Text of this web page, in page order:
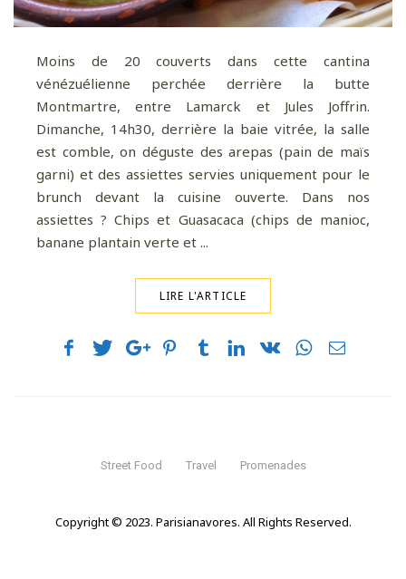
Moins de 20 couverts dans cette cantina
vénézuélienne perchée derrière la butte
Montmartre, entre Lamarck et Jules Joffrin.
Dimanche, 14h30, derrière la baie vitrée, la salle
est comble, on déguste des arepas (pain de maïs
garni) et des assiettes servies uniquement pour le
brunch devant la cuisine ouverte. Dans nos
assiettes ? Chips et Guasacaca (chips de manioc,
banane plantain verte et ...
LIRE L'ARTICLE
Street Food Travel Promenades
Copyright © 2023. Parisianavores. All Rights Reserved.